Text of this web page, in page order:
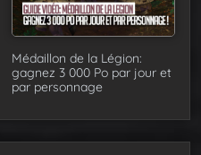
Médaillon de la Légion:
gagnez 3 000 Po par jour et
par personnage